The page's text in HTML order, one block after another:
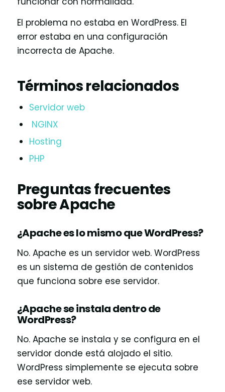
El problema no estaba en WordPress. El
error estaba en una configuración
incorrecta de Apache.
Términos relacionados
Servidor web
NGINX
Hosting
PHP
Preguntas frecuentes
sobre Apache
¿Apache es lo mismo que WordPress?
No. Apache es un servidor web. WordPress
es un sistema de gestión de contenidos
que funciona sobre ese servidor.
¿Apache se instala dentro de
WordPress?
No. Apache se instala y se configura en el
servidor donde está alojado el sitio.
WordPress simplemente se ejecuta sobre
ese servidor web.